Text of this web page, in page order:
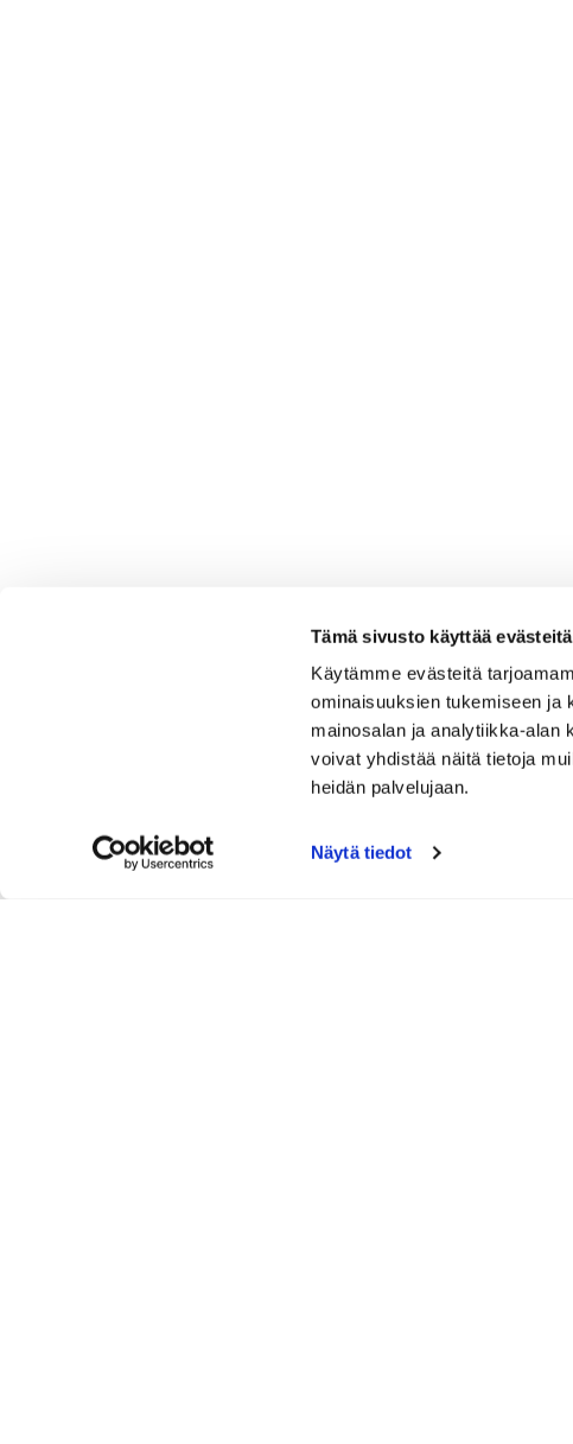
Tämä sivusto käyttää evästeitä
Käytämme evästeitä
ominaisuuksien tukemiseen ja
mainosalan ja analytiikka-alan
voivat yhdistää näitä tietoja
heidän palvelujaan.
Näytä tiedot